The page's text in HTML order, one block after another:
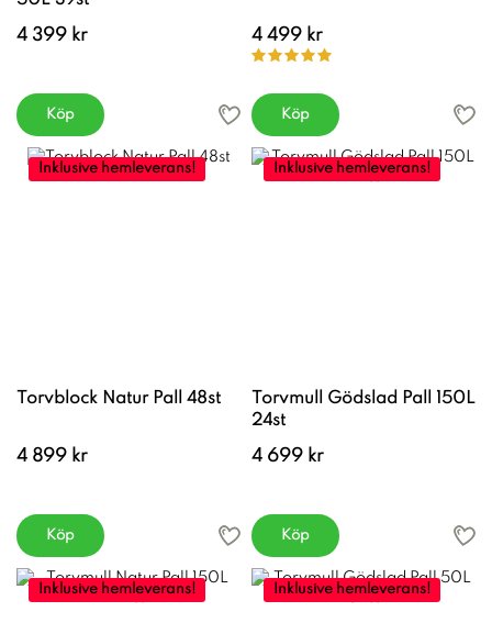
4 399 kr
Köp
4 499 kr
Köp
Inklusive hemleverans!
Torvblock Natur Pall 48st
4 899 kr
Köp
Inklusive hemleverans!
Torvmull Gödslad Pall 150L
24st
4 699 kr
Köp
Inklusive hemleverans! Inklusive hemleverans!